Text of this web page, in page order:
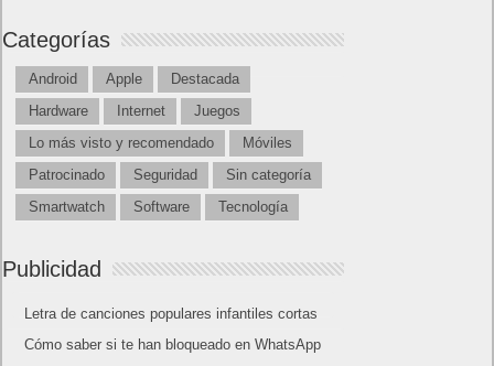
Categorías
Android Apple
Destacada
Hardware
Internet
Juegos
Lo más visto y recomendado
Móviles
Patrocinado
Seguridad
Sin categoría
Smartwatch
Software Tecnología
Publicidad
Letra de canciones populares infantiles cortas
Cómo saber si te han bloqueado en WhatsApp